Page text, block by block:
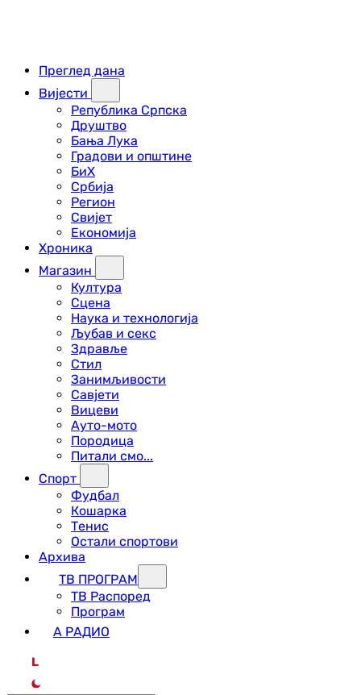
Преглед дана
Вијести
Република Српска
Друштво
Бања Лука
Градови и општине
БиХ
Србија
Регион
Свијет
Економија
Хроника
Магазин
Култура
Сцена
Наука и технологија
Љубав и секс
Здравље
Стил
Занимљивости
Савјети
Вицеви
Ауто-мото
Породица
Питали смо...
Спорт
Фудбал
Кошарка
Тенис
Остали спортови
Архива
ТВ ПРОГРАМ
ТВ Распоред
Програм
А РАДИО
L